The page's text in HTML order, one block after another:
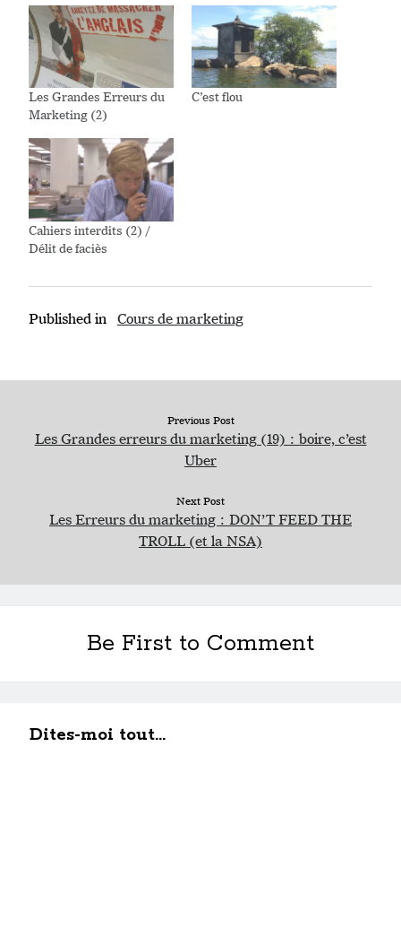
Les Grandes Erreurs du
Marketing (2)
C’est flou
Cahiers interdits (2) /
Délit de faciès
Published in Cours de marketing
Previous Post
Les Grandes erreurs du marketing (19) : boire, c’est
Uber
Next Post
Les Erreurs du marketing : DON’T FEED THE
TROLL (et la NSA)
Be First to Comment
Dites-moi tout...